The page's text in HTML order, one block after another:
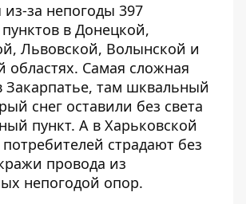
за непогоды 397
в Донецкой,
Львовской, Волынской и
областях. Самая сложная
Закарпатье, там шквальный
снег оставили без света
пункт. А в Харьковской
страдают без
провода из
непогодой опор.